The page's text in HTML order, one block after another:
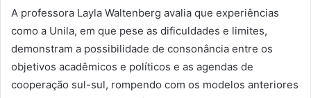
A professora Layla Waltenberg avalia que experiências
como a Unila, em que pese as dificuldades e limites,
demonstram a possibilidade de consonância entre os
objetivos acadêmicos e políticos e as agendas de
cooperação sul-sul, rompendo com os modelos anteriores